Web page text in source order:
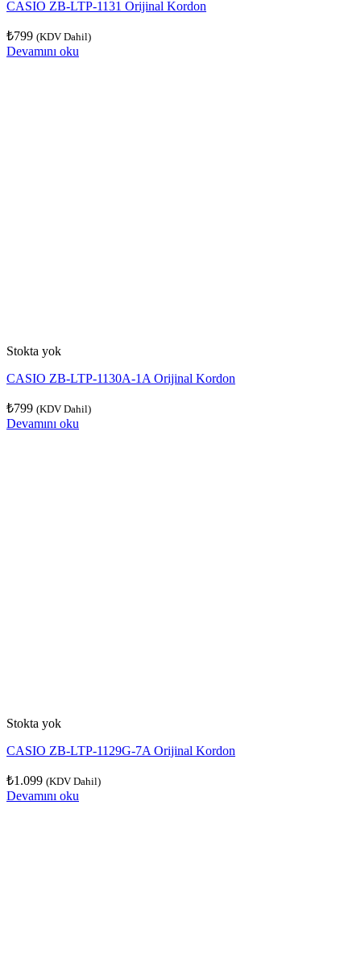
CASIO ZB-LTP-1131 Orijinal Kordon
₺799 (KDV Dahil)
Devamını oku
Stokta yok
CASIO ZB-LTP-1130A-1A Orijinal Kordon
₺799 (KDV Dahil)
Devamını oku
Stokta yok
CASIO ZB-LTP-1129G-7A Orijinal Kordon
₺1.099 (KDV Dahil)
Devamını oku